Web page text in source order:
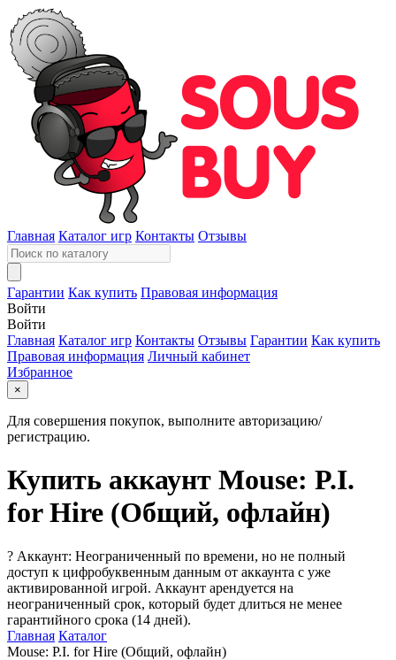
Главная Каталог игр Контакты Отзывы
Гарантии Как купить Правовая информация
Войти
Войти
Главная Каталог игр Контакты Отзывы Гарантии Как купить
Правовая информация Личный кабинет
Избранное
×
Для совершения покупок, выполните авторизацию/
регистрацию.
Купить аккаунт Mouse: P.I.
for Hire (Общий, офлайн)
? Аккаунт: Неограниченный по времени, но не полный
доступ к цифробуквенным данным от аккаунта с уже
активированной игрой. Аккаунт арендуется на
неограниченный срок, который будет длиться не менее
гарантийного срока (14 дней).
Главная Каталог
Mouse: P.I. for Hire (Общий, офлайн)